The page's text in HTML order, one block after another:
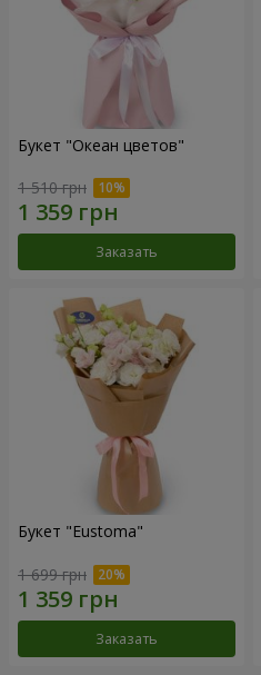
Букет "Океан цветов"
1 510 грн
Заказать
Букет "Eustoma"
1 699 грн
Заказать